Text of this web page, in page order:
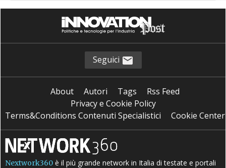
Seguici
About Autori Tags
Rss Feed
Privacy e Cookie Policy
Terms&Conditions Contenuti Specialistici
Cookie Center
Nextwork360 è il più grande network in Italia di testate e portali